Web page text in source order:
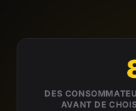
DES
AVANT DE